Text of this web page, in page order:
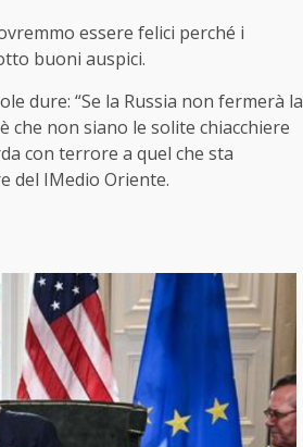
essere felici perché i
buoni auspici.
dure: “Se la Russia non fermerà la
che non siano le solite chiacchiere
con terrore a quel che sta
del IMedio Oriente.